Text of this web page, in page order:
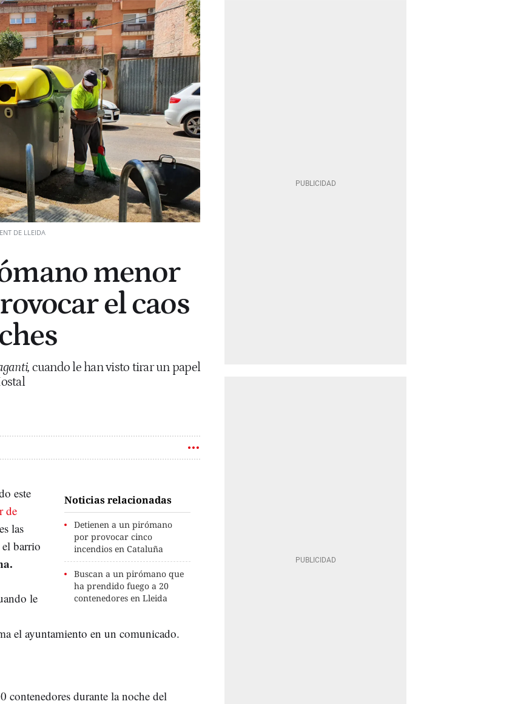
DE LLEIDA
menor
el caos
cuando le han visto tirar un papel
Noticias relacionadas
Detienen a un pirómano
por provocar cinco
incendios en Cataluña
Buscan a un pirómano que
ha prendido fuego a 20
contenedores en Lleida
este
de
las
barrio
le
el ayuntamiento en un comunicado.
durante la noche del